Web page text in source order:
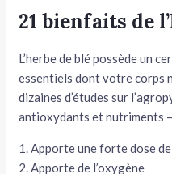
21 bienfaits de
L’herbe de blé possède un
essentiels dont votre corps
dizaines d’études sur
antioxydants et nutriments
1. Apporte une forte dose
2. Apporte de l’oxygène